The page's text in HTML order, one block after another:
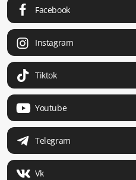
Facebook
Instagram
Tiktok
Youtube
Telegram
Vk